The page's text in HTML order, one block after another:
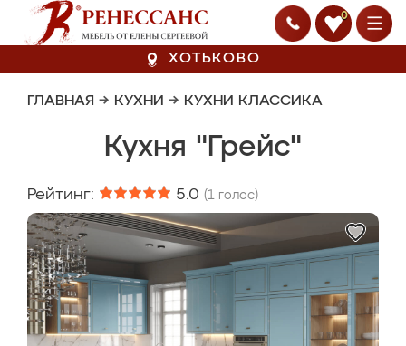
0
ХОТЬКОВО
ГЛАВНАЯ → КУХНИ → КУХНИ КЛАССИКА
Кухня "Грейс"
Рейтинг: 5.0 (1 голос)